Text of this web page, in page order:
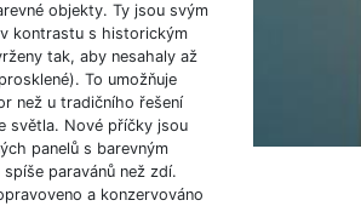
objekty. Ty jsou svým
kontrastu s historickým
tak, aby nesahaly až
To umožňuje
než u tradičního řešení
světla. Nové příčky jsou
panelů s barevným
paravánů než zdí.
a konzervováno